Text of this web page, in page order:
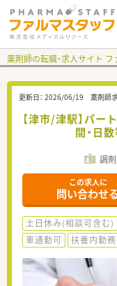
薬剤師の転職・求人サイト
更新日： 2026/06/19 薬剤師
【津市/津駅】パ
間・日
調
この求人に
問い合わせる
土日休み(相談可含む)
車通勤可
扶養内勤